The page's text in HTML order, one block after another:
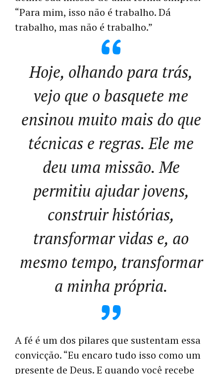
“Para mim, isso não é trabalho. Dá
trabalho, mas não é trabalho.”
Hoje, olhando para trás,
vejo que o basquete me
ensinou muito mais do que
técnicas e regras. Ele me
deu uma missão. Me
permitiu ajudar jovens,
construir histórias,
transformar vidas e, ao
mesmo tempo, transformar
a minha própria.
A fé é um dos pilares que sustentam essa
convicção. “Eu encaro tudo isso como um
presente de Deus. E quando você recebe